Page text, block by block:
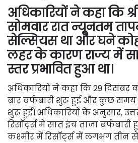
अधिकारियों ने कहा कि
सोमवार रात न्यूनतम
सेल्सियस था और घने
लहर के कारण राज्य में
स्तर प्रभावित हुआ था।
अधिकारियों ने कहा कि 29 दिसंबर
बार बर्फबारी शुरू हुई और कुछ समय
शुरू हुई। अधिकारियों के अनुसार,
रिसॉर्ट्स में सात इंच ताजा बर्फबारी
कश्मीर में रिसॉर्ट्स में लगभग तीन से